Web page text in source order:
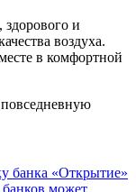
и
воздуха.
в комфортной
банка «Открытие»
может